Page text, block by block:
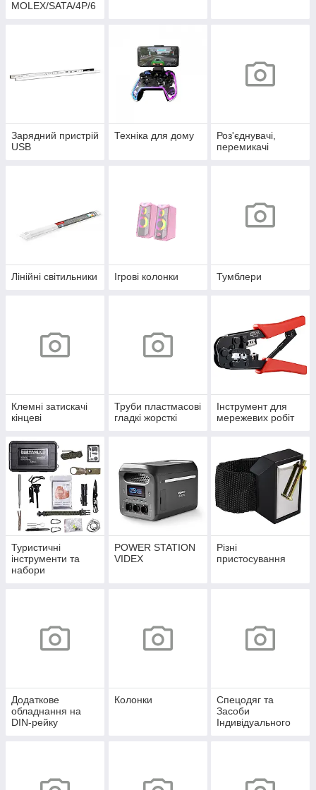
MOLEX/SATA/4P/6
Зарядний пристрій
USB
Техніка для дому
Роз'єднувачі,
перемикачі
Лінійні світильники Ігрові колонки Тумблери
Клемні затискачі
кінцеві
Труби пластмасові
гладкі жорсткі
Інструмент для
мережевих робіт
Туристичні
інструменти та
набори
POWER STATION
VIDEX
Різні
пристосування
Додаткове
обладнання на
DIN-рейку
Колонки
Спецодяг та
Засоби
Індивідуального